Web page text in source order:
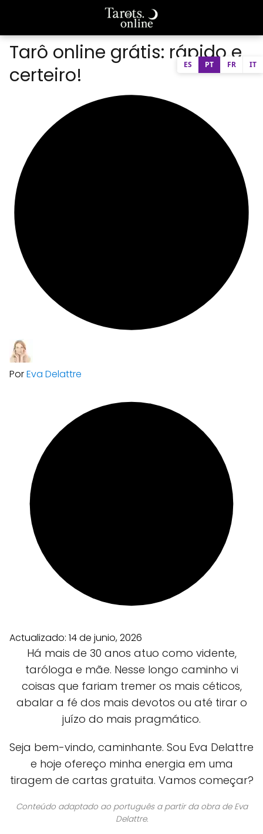
Tarô online grátis: rápido e
certeiro!
PorEva Delattre
Actualizado: 14 de junio, 2026
Há mais de 30 anos atuo como vidente,
taróloga e mãe. Nesse longo caminho vi
coisas que fariam tremer os mais céticos,
abalar a fé dos mais devotos ou até tirar o
juízo do mais pragmático.
Seja bem-vindo, caminhante. Sou Eva Delattre
e hoje ofereço minha energia em uma
tiragem de cartas gratuita. Vamos começar?
Conteúdo adaptado ao português a partir da obra de Eva
Delattre.
ES PT FR IT